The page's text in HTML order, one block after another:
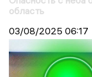
область
03/08/2025 06:17